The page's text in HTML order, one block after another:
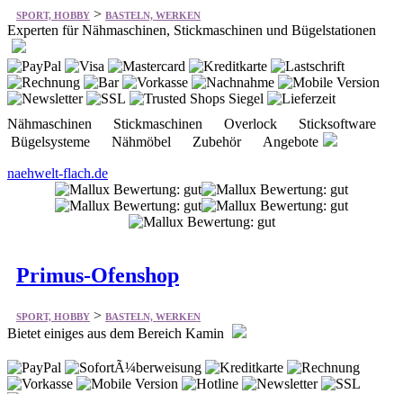
SPORT, HOBBY > BASTELN, WERKEN
Experten für Nähmaschinen, Stickmaschinen und Bügelstationen
Nähmaschinen Stickmaschinen Overlock Sticksoftware
Bügelsysteme Nähmöbel Zubehör Angebote
naehwelt-flach.de
Primus-Ofenshop
SPORT, HOBBY > BASTELN, WERKEN
Bietet einiges aus dem Bereich Kamin